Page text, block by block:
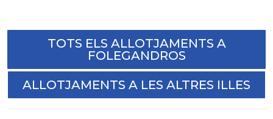
TOTS ELS ALLOTJAMENTS A
FOLEGANDROS
ALLOTJAMENTS A LES ALTRES ILLES